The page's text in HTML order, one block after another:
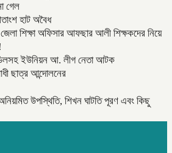
গেল
হাট অবৈধ
শিক্ষা অফিসার আফছার আলী শিক্ষকদের নিয়ে
ইউনিয়ন আ. লীগ নেতা আটক
ছাত্র আন্দোলনের
উপস্থিতি, শিখন ঘাটতি পূরণ এবং কিছু